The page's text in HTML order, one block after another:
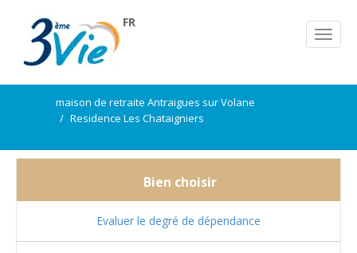
FR
maison de retraite Antraigues sur Volane
Residence Les Chataigniers
Bien choisir
Evaluer le degré de dépendance